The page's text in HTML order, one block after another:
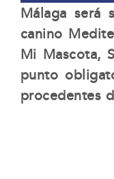
Málaga será
canino
Mi Mascota,
punto
procedentes